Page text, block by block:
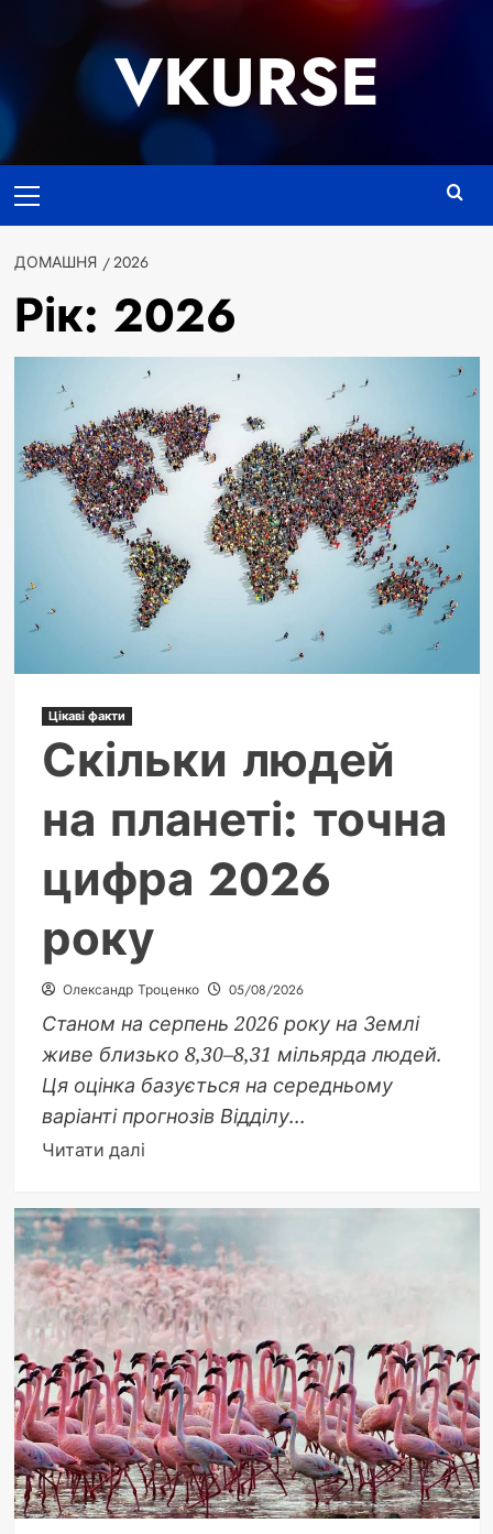
VKURSE
меню
ДОМАШНЯ 2026
Рік: 2026
Цікаві факти
Скільки людей
на планеті: точна
цифра 2026
року
Олександр Троценко 05/08/2026
Станом на серпень 2026 року на Землі
живе близько 8,30–8,31 мільярда людей.
Ця оцінка базується на середньому
варіанті прогнозів Відділу...
Читати даліДокладніше
Скільки
людей
на
планеті:
точна
цифра
2026
року